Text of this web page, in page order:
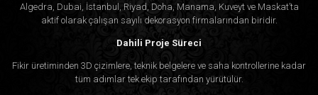
Algedra, Dubai, İstanbul, Riyad, Doha, Manama, Kuveyt ve Maskat’ta
aktif olarak çalışan sayılı dekorasyon firmalarından biridir.
Dahili Proje Süreci
Fikir üretiminden 3D çizimlere, teknik belgelere ve saha kontrollerine kadar
tüm adımlar tek ekip tarafından yürütülür.